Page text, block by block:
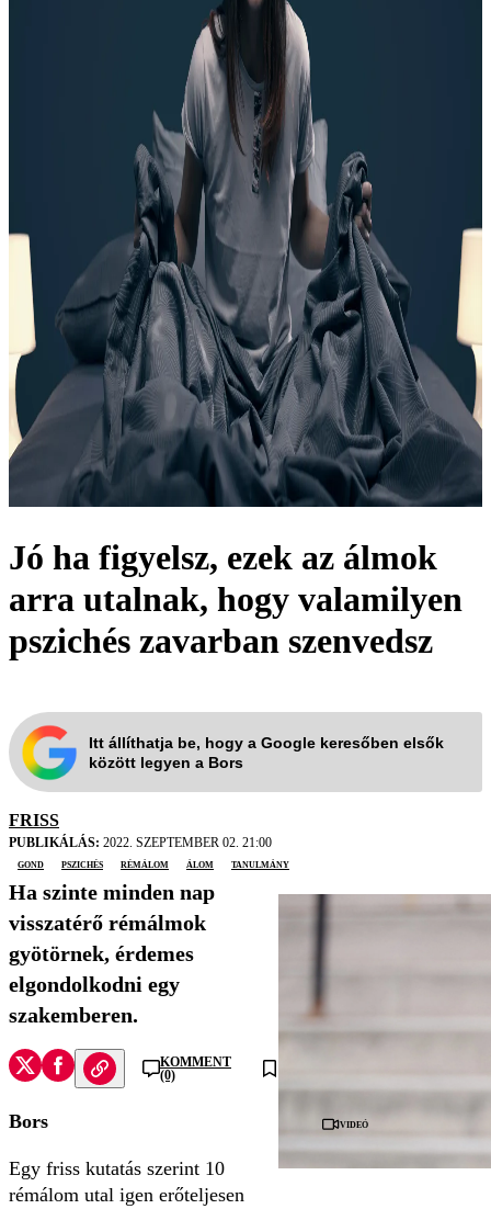
Jó ha figyelsz, ezek az álmok
arra utalnak, hogy valamilyen
pszichés zavarban szenvedsz
Itt állíthatja be, hogy a Google keresőben elsők
között legyen a Bors
FRISS
PUBLIKÁLÁS: 2022. SZEPTEMBER 02. 21:00
gond
pszichés rémálom álom tanulmány
Ha szinte minden nap
visszatérő rémálmok
gyötörnek, érdemes
elgondolkodni egy
szakemberen.
KOMMENT
(0)
Bors
Egy friss kutatás szerint 10
rémálom utal igen erőteljesen
Videó